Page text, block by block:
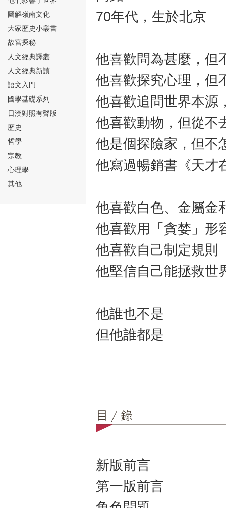
⑰
⑱
圖解嶺南文化
大家歷史小叢書
故宮探秘
人文經典譯叢
人文經典新讀
語文入門
國學基礎系列
日漢對照有聲版
歷史
哲學
宗教
心理學
其他
70年代，生於北京
他喜歡問為甚麼，但
他喜歡探究心理，但
他喜歡追問世界本源
他喜歡動物，但從不
他是個探險家，但不
他寫過暢銷書《天才
他喜歡白色、金屬金
他喜歡用「貪婪」形
他喜歡自己制定規則
他堅信自己能拯救世
他誰也不是
但他誰都是
新版前言
第一版前言